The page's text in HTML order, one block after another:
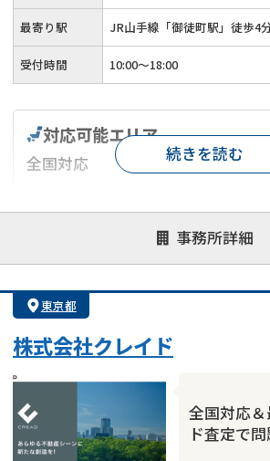
最寄り駅 JR山手線「御徒町駅」徒歩4
受付時間 10:00〜18:00
事務所詳細
対応可能エリア
全国対応
対応が親身 オンライン面談可能
1億円以上の買取可
続きを読む
東京都
株式会社クレイド
全国対応
ド査定で